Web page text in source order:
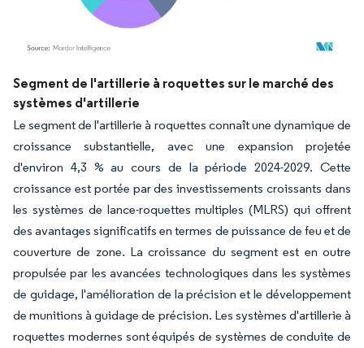
Image © Mordor Intelligence. La réutilisation nécessite une attribution sous CC BY
Segment de l'artillerie à roquettes sur le marché des
systèmes d'artillerie
Le segment de l'artillerie à roquettes connaît une dynamique de
croissance substantielle, avec une expansion projetée
d'environ 4,3 % au cours de la période 2024-2029. Cette
croissance est portée par des investissements croissants dans
les systèmes de lance-roquettes multiples (MLRS) qui offrent
des avantages significatifs en termes de puissance de feu et de
couverture de zone. La croissance du segment est en outre
propulsée par les avancées technologiques dans les systèmes
de guidage, l'amélioration de la précision et le développement
de munitions à guidage de précision. Les systèmes d'artillerie à
roquettes modernes sont équipés de systèmes de conduite de